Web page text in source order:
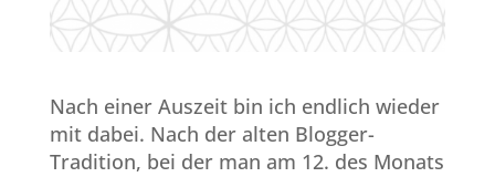
Nach einer Auszeit bin ich endlich wieder
mit dabei. Nach der alten Blogger-
Tradition, bei der man am 12. des Monats